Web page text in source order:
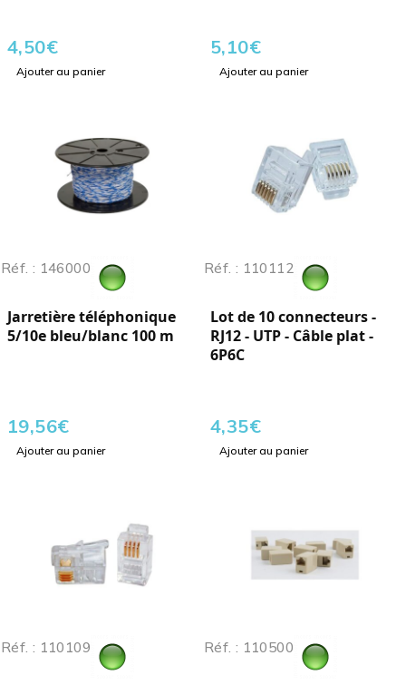
4,50€
Ajouter au panier
5,10€
Ajouter au panier
Réf. : 146000
Jarretière téléphonique
5/10e bleu/blanc 100 m
19,56€
Ajouter au panier
Réf. : 110112
Lot de 10 connecteurs -
RJ12 - UTP - Câble plat -
6P6C
4,35€
Ajouter au panier
Réf. : 110109 Réf. : 110500